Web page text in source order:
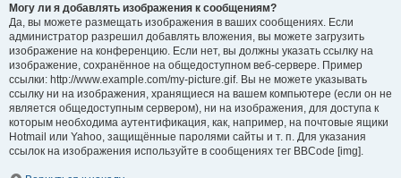
Могу ли я добавлять изображения к сообщениям?
Да, вы можете размещать изображения в ваших сообщениях. Если
администратор разрешил добавлять вложения, вы можете загрузить
изображение на конференцию. Если нет, вы должны указать ссылку на
изображение, сохранённое на общедоступном веб-сервере. Пример
ссылки: http://www.example.com/my-picture.gif. Вы не можете указывать
ссылку ни на изображения, хранящиеся на вашем компьютере (если он не
является общедоступным сервером), ни на изображения, для доступа к
которым необходима аутентификация, как, например, на почтовые ящики
Hotmail или Yahoo, защищённые паролями сайты и т. п. Для указания
ссылок на изображения используйте в сообщениях тег BBCode [img].